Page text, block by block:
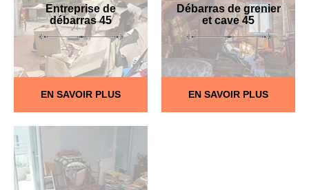
Entreprise de
débarras 45
EN SAVOIR PLUS
Débarras de grenier
et cave 45
EN SAVOIR PLUS